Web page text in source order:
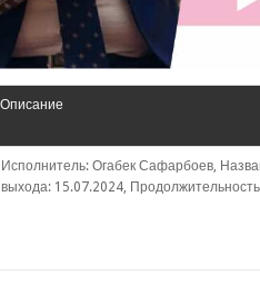
Описание
Исполнитель: Огабек Сафарбоев,
выхода: 15.07.2024,